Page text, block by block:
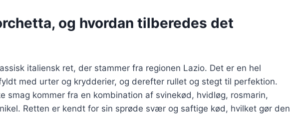
og hvordan tilberedes det
italiensk ret, der stammer fra regionen Lazio. Det er en hel
med urter og krydderier, og derefter rullet og stegt til perfektion.
smag kommer fra en kombination af svinekød, hvidløg, rosmarin,
Retten er kendt for sin sprøde svær og saftige kød, hvilket gør den